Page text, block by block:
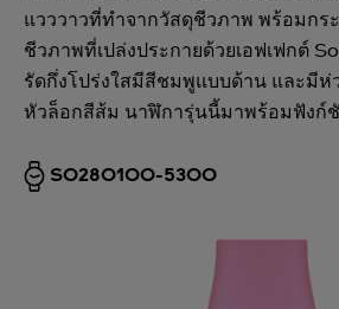
แวววาวที่ทำจากวัสดุชีวภาพ พร้อมกร
ชีวภาพที่เปล่งประกายด้วยเอฟเฟกต์
รัดกึ่งโปร่งใสมีสีชมพูแบบด้าน และมีห่
หัวล็อกสีส้ม นาฬิการุ่นนี้มาพร้อมฟังก์
SO28O100-5300